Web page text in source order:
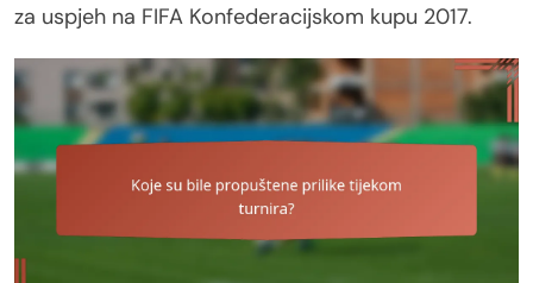
za uspjeh na FIFA Konfederacijskom kupu 2017.